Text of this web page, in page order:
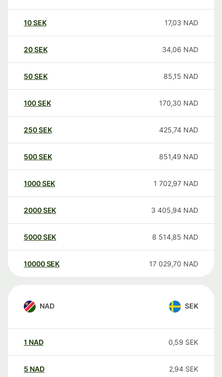
10SEK 17,03 NAD
20SEK 34,06 NAD
50SEK 85,15 NAD
100SEK 170,30 NAD
250SEK 425,74 NAD
500SEK 851,49 NAD
1000SEK 1 702,97 NAD
2000SEK 3 405,94 NAD
5000SEK 8 514,85 NAD
10000 SEK 17 029,70 NAD
NAD SEK
1 NAD 0,59 SEK
5 NAD 2,94 SEK